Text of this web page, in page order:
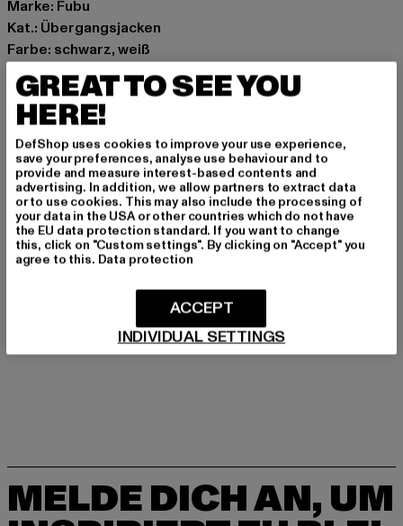
Marke: Fubu
Kat.: Übergangsjacken
Farbe: schwarz, weiß
Hersteller Farbe: offwhite/black/red
Materialzusammensetzung: 100% Nylon
Art.Nr: 60860072-18820
Hersteller: Urban Styles Agency GmbH & Co. KG |
agentur@urbanstylesagency.com
Schanzenstraße 41 | 51063 Köln | DE
GRÖSSE & PASSFORM
LIEFERUNG & RÜCKGABE
MELDE DICH AN, UM
GREAT TO SEE YOU
HERE!
DefShop uses cookies to improve your use experience,
save your preferences, analyse use behaviour and to
provide and measure interest-based contents and
advertising. In addition, we allow partners to extract data
or to use cookies. This may also include the processing of
your data in the USA or other countries which do not have
the EU data protection standard. If you want to change
this, click on "Custom settings". By clicking on "Accept" you
agree to this. Data protection
INDIVIDUAL SETTINGS
ACCEPT